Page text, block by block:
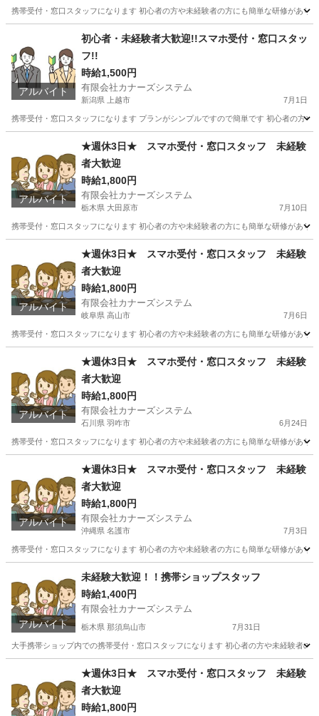
携帯受付・窓口スタッフになります 初心者の方や未経験者の方にも簡単な研修があ
携帯ショップ 時給
アルバイト
初心者・未経験者大歓迎!!スマホ受付・窓口スタッ
フ!!
時給1,500円
有限会社カナーズシステム
新潟県 上越市 7月1日
携帯受付・窓口スタッフになります プランがシンプルですので簡単です 初心者の方
携帯ショップ スタッフ
アルバイト
★週休3日★ スマホ受付・窓口スタッフ 未経験
者大歓迎
時給1,800円
有限会社カナーズシステム
栃木県 大田原市 7月10日
携帯受付・窓口スタッフになります 初心者の方や未経験者の方にも簡単な研修があ
携帯ショップ スタッフ
アルバイト
★週休3日★ スマホ受付・窓口スタッフ 未経験
者大歓迎
時給1,800円
有限会社カナーズシステム
岐阜県 高山市 7月6日
携帯受付・窓口スタッフになります 初心者の方や未経験者の方にも簡単な研修があ
携帯ショップ スタッフ
アルバイト
★週休3日★ スマホ受付・窓口スタッフ 未経験
者大歓迎
時給1,800円
有限会社カナーズシステム
石川県 羽咋市 6月24日
携帯受付・窓口スタッフになります 初心者の方や未経験者の方にも簡単な研修があ
携帯ショップ スタッフ
アルバイト
★週休3日★ スマホ受付・窓口スタッフ 未経験
者大歓迎
時給1,800円
有限会社カナーズシステム
沖縄県 名護市 7月3日
携帯受付・窓口スタッフになります 初心者の方や未経験者の方にも簡単な研修があ
携帯ショップ スタッフ
アルバイト
未経験大歓迎！！携帯ショップスタッフ
時給1,400円
有限会社カナーズシステム
栃木県 那須烏山市 7月31日
大手携帯ショップ内での携帯受付・窓口スタッフになります 初心者の方や未経験者
那須烏山市 携帯ショップ スタッフ
★週休3日★ スマホ受付・窓口スタッフ 未経験
者大歓迎
時給1,800円